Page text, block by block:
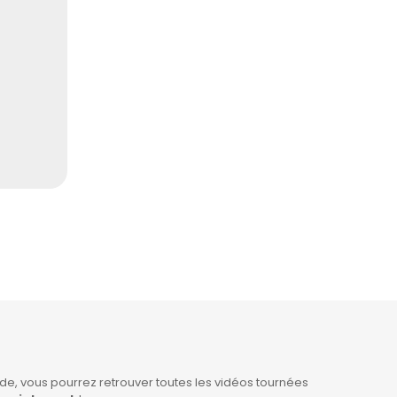
vous pourrez retrouver toutes les vidéos tournées